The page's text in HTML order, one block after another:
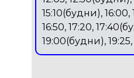
15:10(будни),
16:50, 17:20,
19:00(будни), 19:25,